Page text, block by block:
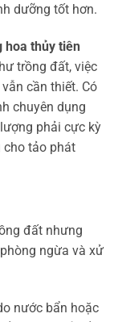
dưỡng tốt hơn.
hoa thủy tiên
trồng đất, việc
cần thiết. Có
chuyên dụng
phải cực kỳ
cho tảo phát
đất nhưng
ngừa và xử
nước bẩn hoặc